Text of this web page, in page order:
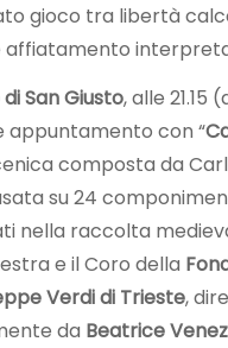
gioco tra libertà
affiatamento
San Giusto, alle 21.15
appuntamento con “
composta da Carl
su 24
nella raccolta
e il Coro della
Verdi di Trieste,
da Beatrice